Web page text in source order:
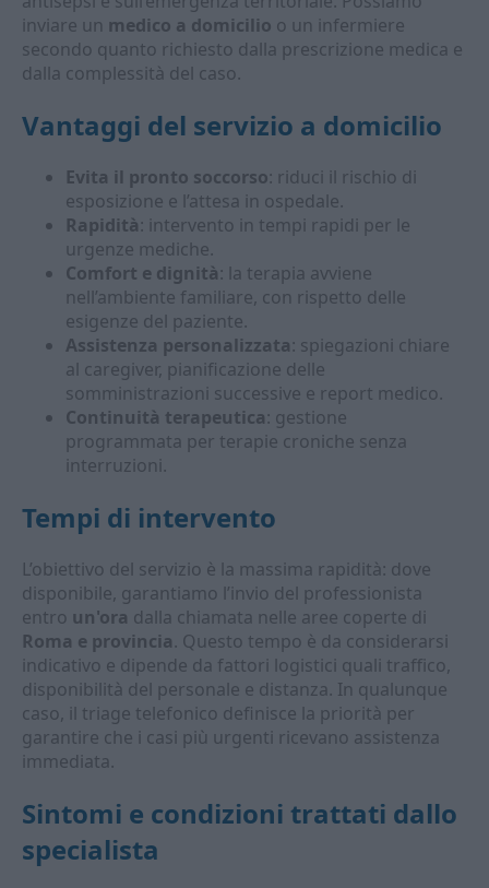
inviare un medico a domicilio o un infermiere
secondo quanto richiesto dalla prescrizione medica e
dalla complessità del caso.
Vantaggi del servizio a domicilio
Evita il pronto soccorso: riduci il rischio di
esposizione e l’attesa in ospedale.
Rapidità: intervento in tempi rapidi per le
urgenze mediche.
Comfort e dignità: la terapia avviene
nell’ambiente familiare, con rispetto delle
esigenze del paziente.
Assistenza personalizzata: spiegazioni chiare
al caregiver, pianificazione delle
somministrazioni successive e report medico.
Continuità terapeutica: gestione
programmata per terapie croniche senza
interruzioni.
Tempi di intervento
L’obiettivo del servizio è la massima rapidità: dove
disponibile, garantiamo l’invio del professionista
entro un'ora dalla chiamata nelle aree coperte di
Roma e provincia. Questo tempo è da considerarsi
indicativo e dipende da fattori logistici quali traffico,
disponibilità del personale e distanza. In qualunque
caso, il triage telefonico definisce la priorità per
garantire che i casi più urgenti ricevano assistenza
immediata.
Sintomi e condizioni trattati dallo
specialista